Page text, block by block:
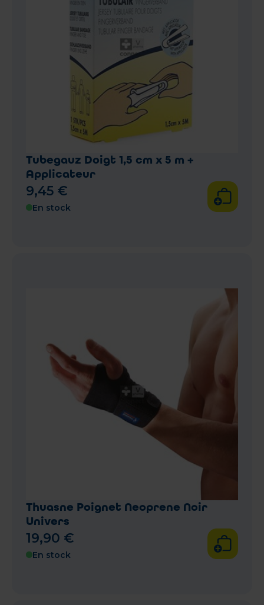
Tubegauz Doigt 1,5 cm x 5 m +
Applicateur
9,45 €
En stock
Thuasne Poignet Neoprene Noir
Univers
19,90 €
En stock